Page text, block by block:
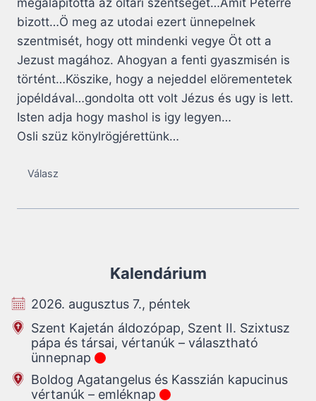
megalapitotta az oltári szentséget…Amit Péterre
bizott…Ö meg az utodai ezert ünnepelnek
szentmisét, hogy ott mindenki vegye Öt ott a
Jezust magához. Ahogyan a fenti gyaszmisén is
történt…Köszike, hogy a nejeddel elörementetek
jopéldával…gondolta ott volt Jézus és ugy is lett.
Isten adja hogy mashol is igy legyen…
Osli szüz könylrögjérettünk…
Válasz
Kalendárium
2026. augusztus 7., péntek
Szent Kajetán áldozópap, Szent II. Szixtusz
pápa és társai, vértanúk – választható
ünnepnap
Boldog Agatangelus és Kasszián kapucinus
vértanúk – emléknap